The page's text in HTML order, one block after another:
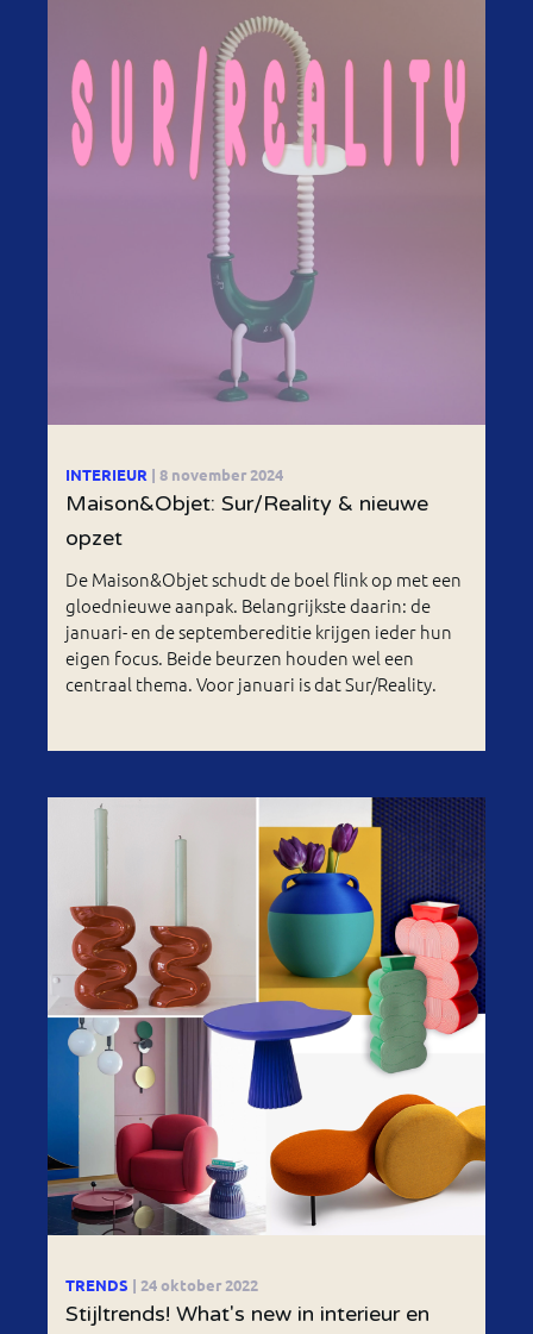
INTERIEUR | 8 november 2024
Maison&Objet: Sur/Reality & nieuwe
opzet
De Maison&Objet schudt de boel flink op met een
gloednieuwe aanpak. Belangrijkste daarin: de
januari- en de septembereditie krijgen ieder hun
eigen focus. Beide beurzen houden wel een
centraal thema. Voor januari is dat Sur/Reality.
TRENDS | 24 oktober 2022
Stijltrends! What's new in interieur en